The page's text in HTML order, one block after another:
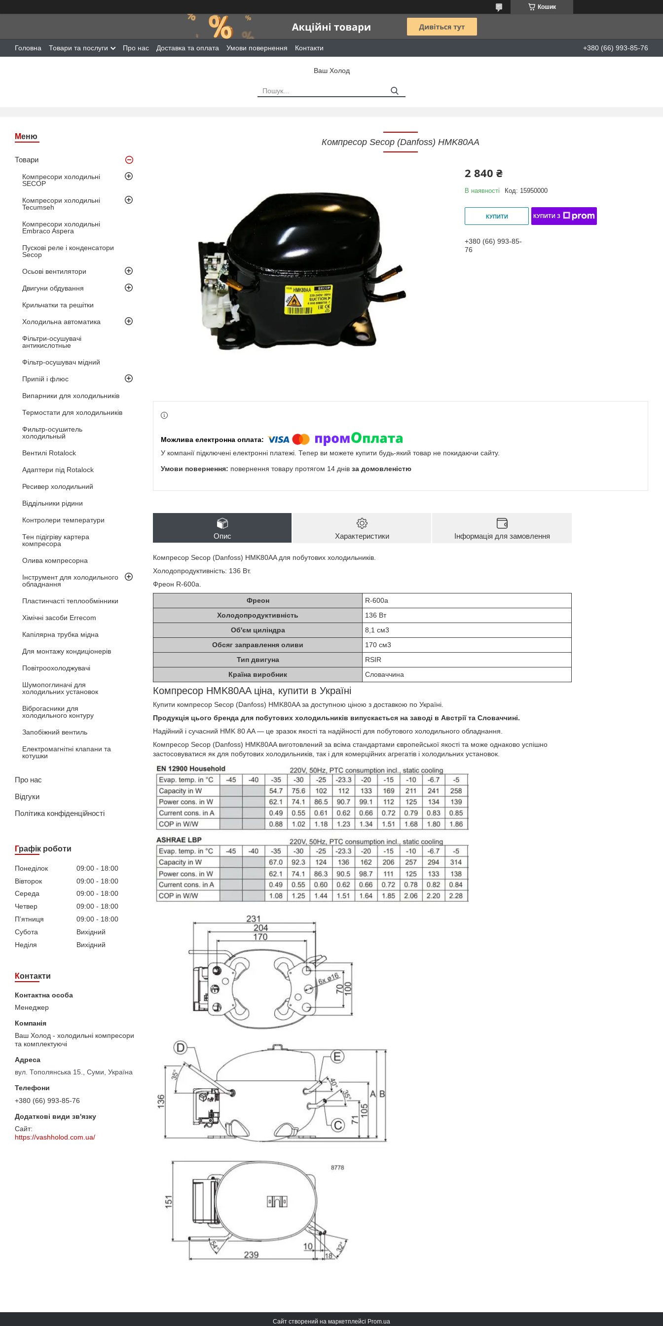
Кошик
Головна Товари та послуги Про нас Доставка та оплата Умови повернення Контакти +380 (66) 993-85-76
Ваш Холод
Товари
Компресори холодильні
SECOP
Компресори холодильні
Tecumseh
Компресори холодильні
Embraco Aspera
Пускові реле і конденсатори
Secop
Осьові вентилятори
Двигуни обдування
Крильчатки та решітки
Холодильна автоматика
Фільтри-осушувачі
антикислотные
Фільтр-осушувач мідний
Припій і флюс
Випарники для холодильників
Термостати для холодильників
Фильтр-осушитель
холодильный
Вентилі Rotalock
Адаптери під Rotalock
Ресивер холодильний
Віддільники рідини
Контролери температури
Тен підігріву картера
компресора
Олива компресорна
Інструмент для холодильного
обладнання
Пластинчасті теплообмінники
Хімічні засоби Errecom
Капілярна трубка мідна
Для монтажу кондиціонерів
Повітроохолоджувачі
Шумопоглиначі для
холодильних установок
Віброгасники для
холодильного контуру
Запобіжний вентиль
Електромагнітні клапани та
котушки
Про нас
Відгуки
Політика конфіденційності
Графік роботи
Понеділок 09:00
18:00
Вівторок
09:00
18:00
Середа
09:00
18:00
Четвер
09:00
18:00
Пʼятниця
09:00
18:00
Субота
Вихідний
Неділя
Вихідний
Контакти
Менеджер
Ваш Холод - холодильні компресори
та комплектуючі
вул. Тополянська 15., Суми, Україна
+380 (66) 993-85-76
https://vashholod.com.ua/
Компресор Secop (Danfoss) HMK80AA
2 840 ₴
В наявності Код: 15950000
КУПИТИ КУПИТИ З
+380 (66) 993-85-
76
У компанії підключені електронні платежі. Тепер ви можете купити будь-який товар не покидаючи сайту.
повернення товару протягом 14 днів за домовленістю
Опис Характеристики Інформація для замовлення
Компресор Secop (Danfoss) HMK80AA для побутових холодильників.
Холодопродуктивність: 136 Вт.
Фреон R-600a.
Фреон
R-600a
Холодопродуктивність
136 Вт
Об'єм циліндра
8,1 см3
Обсяг заправлення оливи
170 см3
Тип двигуна
RSIR
Країна виробник
Словаччина
Компресор HMK80AA ціна, купити в Україні
Купити компресор Secop (Danfoss) HMK80AA за доступною ціною з доставкою по Україні.
Продукція цього бренда для побутових холодильників випускається на заводі в Австрії та Словаччині.
Надійний і сучасний HMK 80 AA — це зразок якості та надійності для побутового холодильного обладнання.
Компресор Secop (Danfoss) HMK80AA виготовлений за всіма стандартами європейської якості та може однаково успішно
застосовуватися як для побутових холодильників, так і для комерційних агрегатів і холодильних установок.
Сайт створений на маркетплейсі Prom.ua